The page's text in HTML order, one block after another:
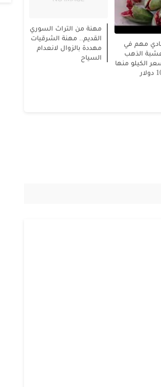
مهم في
الذهب
الكيلو منها
مهنة من التراث السوري
القديم.. مهنة الشرقيات
مهددة بالزوال لانعدام
السياح